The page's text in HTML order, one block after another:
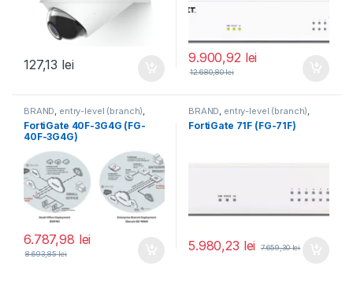
127,13 lei 9.900,92 lei
12.680,80lei
BRAND entry-level (branch)
FortiGate FortiGate 40F-3G4G
Fortinet,Fortinet,
Router&Firewall
FortiGate 40F-3G4G (FG-
40F-3G4G)
6.787,98 lei
8.693,85lei
BRAND entry-level (branch)
FortiGate FortiGate 71F ,
Fortinet,Fortinet,
FortiGate 71F (FG-71F)
5.980,23 lei 7.659,30lei